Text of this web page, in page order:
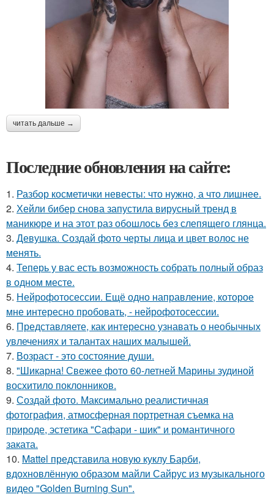
читать дальше →
Последние обновления на сайте:
1. Разбор косметички невесты: что нужно, а что лишнее.
2. Хейли бибер снова запустила вирусный тренд в
маникюре и на этот раз обошлось без слепящего глянца.
3. Девушка. Создай фото черты лица и цвет волос не
менять.
4. Теперь у вас есть возможность собрать полный образ
в одном месте.
5. Нейрофотосессии. Ещё одно направление, которое
мне интересно пробовать, - нейрофотосессии.
6. Представляете, как интересно узнавать о необычных
увлечениях и талантах наших малышей.
7. Возраст - это состояние души.
8. "Шикарна! Свежее фото 60-летней Марины зудиной
восхитило поклонников.
9. Создай фото. Максимально реалистичная
фотография, атмосферная портретная съемка на
природе, эстетика "Сафари - шик" и романтичного
заката.
10. Mattel представила новую куклу Барби,
вдохновлённую образом майли Сайрус из музыкального
видео "Golden Burning Sun".